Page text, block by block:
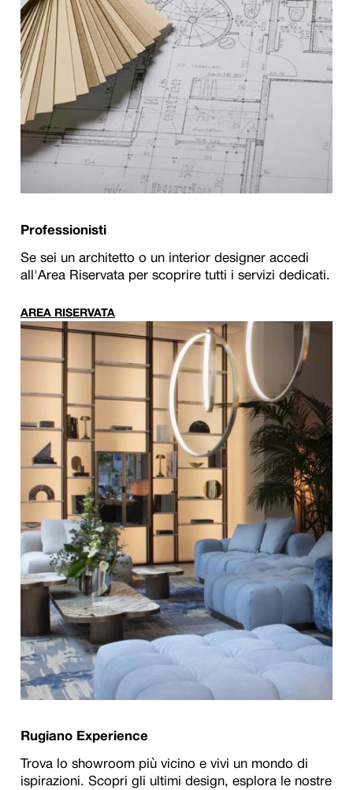
Professionisti
Se sei un architetto o un interior designer accedi
all'Area Riservata per scoprire tutti i servizi dedicati.
AREA RISERVATA
Rugiano Experience
Trova lo showroom più vicino e vivi un mondo di
ispirazioni. Scopri gli ultimi design, esplora le nostre